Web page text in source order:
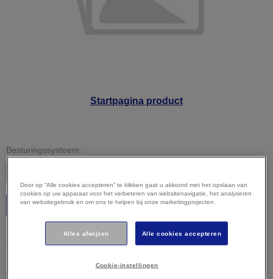
Startpagina product
Besturingssysteem:
Starten
uw besturingssysteem is mogelijk niet correct
gedetecteerd. Het is belangrijk dat u uw besturingssysteem
compatibele content bekijkt.
Door op “Alle cookies accepteren” te klikken gaat u akkoord met het opslaan van
cookies op uw apparaat voor het verbeteren van websitenavigatie, het analyseren
van websitegebruik en om ons te helpen bij onze marketingprojecten.
Alles afwijzen Alle cookies accepteren
Cookie-instellingen